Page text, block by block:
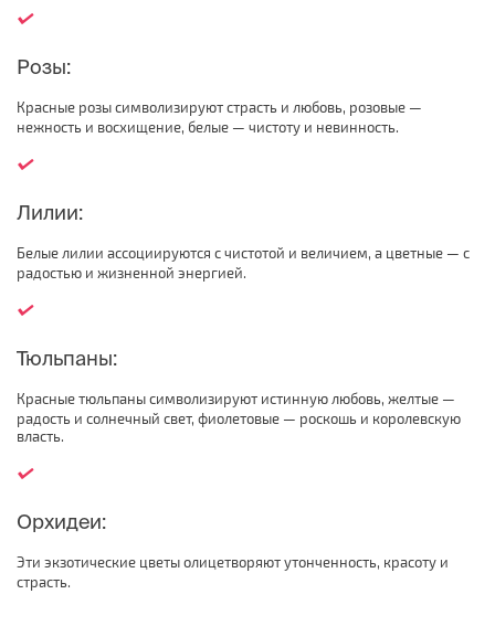
Розы:
Красные розы символизируют страсть и любовь, розовые —
нежность и восхищение, белые — чистоту и невинность.
Лилии:
Белые лилии ассоциируются с чистотой и величием, а цветные — с
радостью и жизненной энергией.
Тюльпаны:
Красные тюльпаны символизируют истинную любовь, желтые —
радость и солнечный свет, фиолетовые — роскошь и королевскую
власть.
Орхидеи:
Эти экзотические цветы олицетворяют утонченность, красоту и
страсть.